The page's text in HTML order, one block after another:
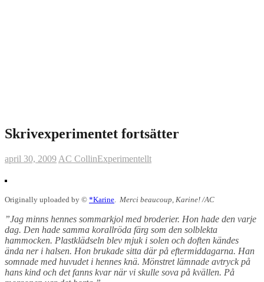
Skrivexperimentet fortsätter
april 30, 2009 AC CollinExperimentellt
Originally uploaded by © *Karine. Merci beaucoup, Karine! /AC
”Jag minns hennes sommarkjol med broderier. Hon hade den varje
dag. Den hade samma korallröda färg som den solblekta
hammocken. Plastklädseln blev mjuk i solen och doften kändes
ända ner i halsen. Hon brukade sitta där på eftermiddagarna. Han
somnade med huvudet i hennes knä. Mönstret lämnade avtryck på
hans kind och det fanns kvar när vi skulle sova på kvällen. På